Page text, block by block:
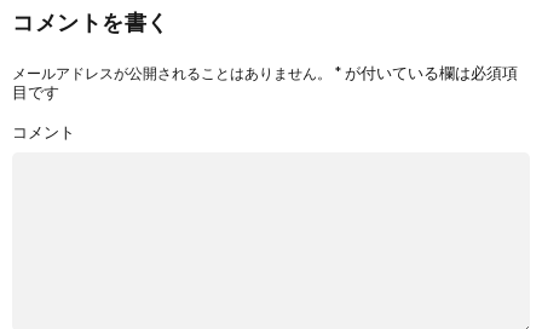
コメントを書く
メールアドレスが公開されることはありません。 *が付いている欄は必須項
目です
コメント